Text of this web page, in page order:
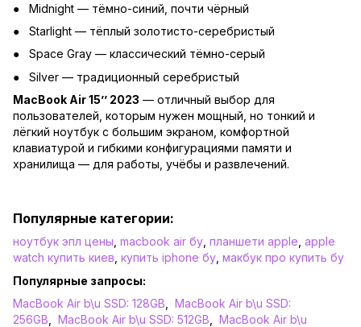
Midnight — тёмно-синий, почти чёрный
Starlight — тёплый золотисто-серебристый
Space Gray — классический тёмно-серый
Silver — традиционный серебристый
MacBook Air 15’’ 2023 — отличный выбор для
пользователей, которым нужен мощный, но тонкий и
лёгкий ноутбук с большим экраном, комфортной
клавиатурой и гибкими конфигурациями памяти и
хранилища — для работы, учёбы и развлечений.
Популярные категории:
ноутбук эпл цены macbook air бу планшети apple apple
watch купить киев купить iphone бу макбук про купить бу
Популярные запросы:
MacBook Air b\u SSD: 128GB
MacBook Air b\u SSD:
256GB
MacBook Air b\u SSD: 512GB
MacBook Air b\u